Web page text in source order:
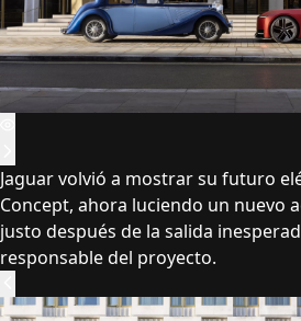
Jaguar volvió a mostrar su futuro
Concept, ahora luciendo un nuevo
justo después de la salida
responsable del proyecto.